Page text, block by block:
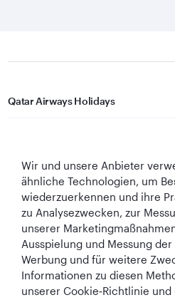
Qatar Airways Holidays
In Verbindung bleiben
Best Airline in The
Middle East
World's Best
Airline
Wir und unsere Anbieter
ähnliche Technologien, um
wiederzuerkennen und ihre
zu Analysezwecken, zur
unserer
Ausspielung und Messung
Werbung und für weitere
Informationen zu diesen
unserer Cookie‑Richtlinie und